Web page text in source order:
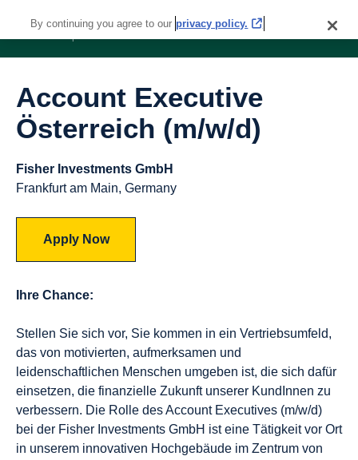
Account Executive
Österreich (m/w/d)
Fisher Investments GmbH
Frankfurt am Main, Germany
Apply Now
Ihre Chance:
Stellen Sie sich vor, Sie kommen in ein Vertriebsumfeld,
das von motivierten, aufmerksamen und
leidenschaftlichen Menschen umgeben ist, die sich dafür
einsetzen, die finanzielle Zukunft unserer KundInnen zu
verbessern. Die Rolle des Account Executives (m/w/d)
bei der Fisher Investments GmbH ist eine Tätigkeit vor Ort
in unserem innovativen Hochgebäude im Zentrum von
By continuing you agree to our privacy policy.